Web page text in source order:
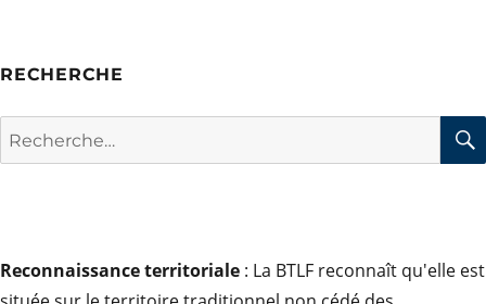
RECHERCHE
Rechercher :
Reconnaissance territoriale : La BTLF reconnaît qu'elle est